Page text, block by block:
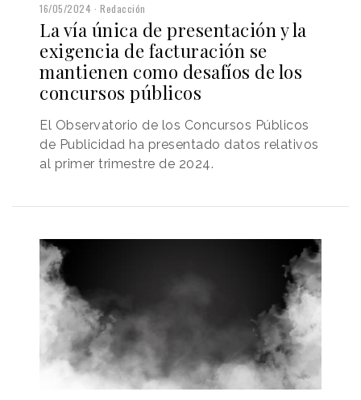
16/05/2024 Redacción
La vía única de presentación y la
exigencia de facturación se
mantienen como desafíos de los
concursos públicos
El Observatorio de los Concursos Públicos
de Publicidad ha presentado datos relativos
al primer trimestre de 2024.